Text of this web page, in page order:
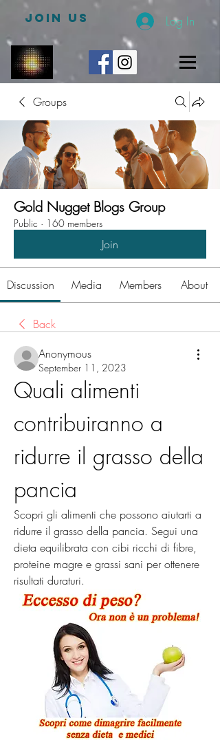
JOIN US Log In
Groups
Gold Nugget Blogs Group
Public · 160 members
Join
Discussion Media Members About
Back
Anonymous
September 11, 2023
Quali alimenti
contribuiranno a
ridurre il grasso della
pancia
Scopri gli alimenti che possono aiutarti a
ridurre il grasso della pancia. Segui una
dieta equilibrata con cibi ricchi di fibre,
proteine magre e grassi sani per ottenere
risultati duraturi.